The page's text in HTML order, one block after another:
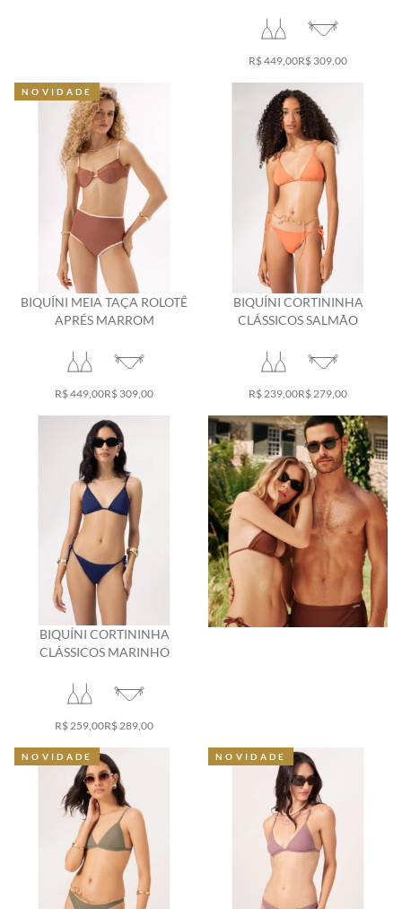
R$ 449,00R$ 309,00
BIQUÍNI MEIA TAÇA ROLOTÊ
APRÉS MARROM
R$ 449,00
NOVIDADE
R$ 309,00
NOVIDADE
BIQUÍNI CORTININHA
CLÁSSICOS SALMÃO
R$ 239,00R$ 279,00
BIQUÍNI CORTININHA
CLÁSSICOS MARINHO
R$ 259,00R$ 289,00
NOVIDADE
NOVIDADE NOVIDADE
NOVIDADE